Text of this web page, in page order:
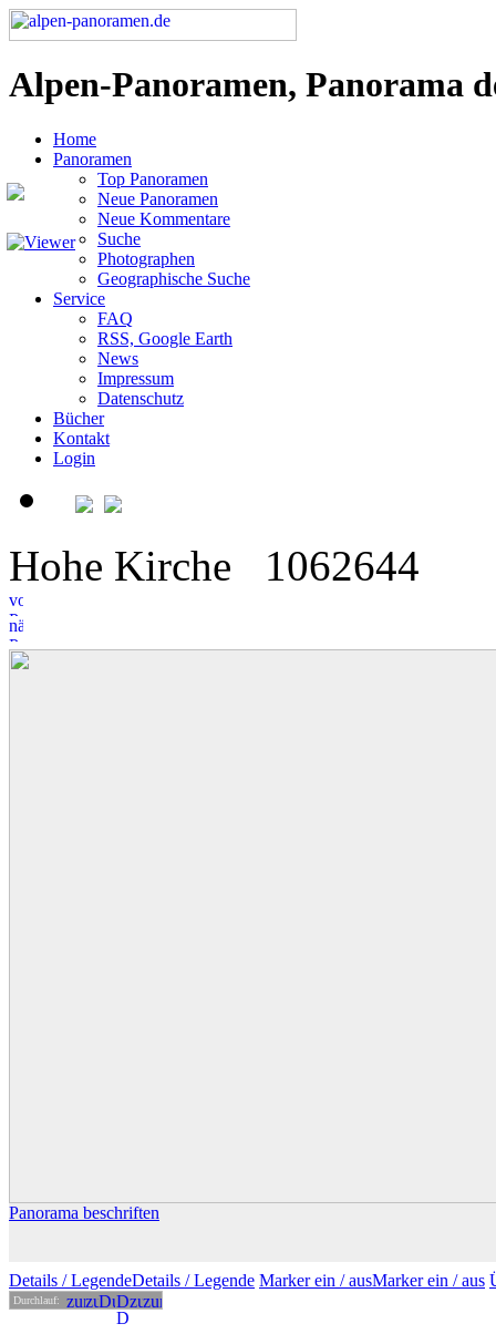
Alpen-Panoramen, Panorama
Home
Panoramen
Top Panoramen
Neue Panoramen
Neue Kommentare
Suche
Photographen
Geographische Suche
Service
FAQ
RSS, Google Earth
News
Impressum
Datenschutz
Bücher
Kontakt
Login
Hohe Kirche 1062644
Panorama beschriften
Details / LegendeDetails /Legende Marker ein /ausMarkerein / aus
Durchlauf: